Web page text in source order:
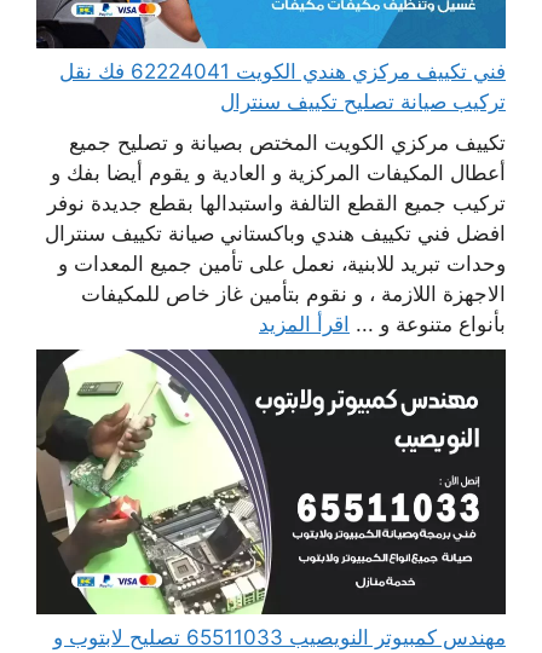
فني تكييف مركزي هندي الكويت 62224041 فك نقل
تركيب صيانة تصليح تكييف سنترال
تكييف مركزي الكويت المختص بصيانة و تصليح جميع
أعطال المكيفات المركزية و العادية و يقوم أيضا بفك و
تركيب جميع القطع التالفة واستبدالها بقطع جديدة نوفر
افضل فني تكييف هندي وباكستاني صيانة تكييف سنترال
وحدات تبريد للابنية، نعمل على تأمين جميع المعدات و
الاجهزة اللازمة ، و نقوم بتأمين غاز خاص للمكيفات
بأنواع متنوعة و ... اقرأ المزيد
مهندس كمبيوتر النويصيب 65511033 تصليح لابتوب و